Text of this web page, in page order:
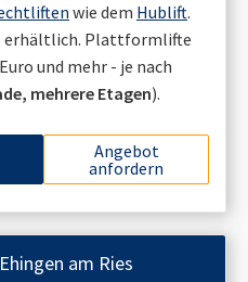
wie dem Hublift.
erhältlich. Plattformlifte
und mehr - je nach
mehrere Etagen).
Angebot
anfordern
Ehingen am Ries